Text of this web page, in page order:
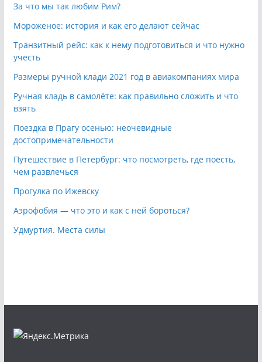
За что мы так любим Рим?
Мороженое: история и как его делают сейчас
Транзитный рейс: как к нему подготовиться и что нужно
учесть
Размеры ручной клади 2021 год в авиакомпаниях мира
Ручная кладь в самолёте: как правильно сложить и что
взять
Поездка в Прагу осенью: неочевидные
достопримечательности
Путешествие в Петербург: что посмотреть, где поесть,
чем развлечься
Прогулка по Ижевску
Аэрофобия — что это и как с ней бороться?
Удмуртия. Места силы